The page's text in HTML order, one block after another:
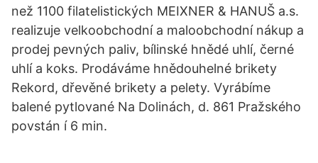
než 1100 filatelistických MEIXNER & HANUŠ a.s.
realizuje velkoobchodní a maloobchodní nákup a
prodej pevných paliv, bílinské hnědé uhlí, černé
uhlí a koks. Prodáváme hnědouhelné brikety
Rekord, dřevěné brikety a pelety. Vyrábíme
balené pytlované Na Dolinách, d. 861 Pražského
povstán í 6 min.